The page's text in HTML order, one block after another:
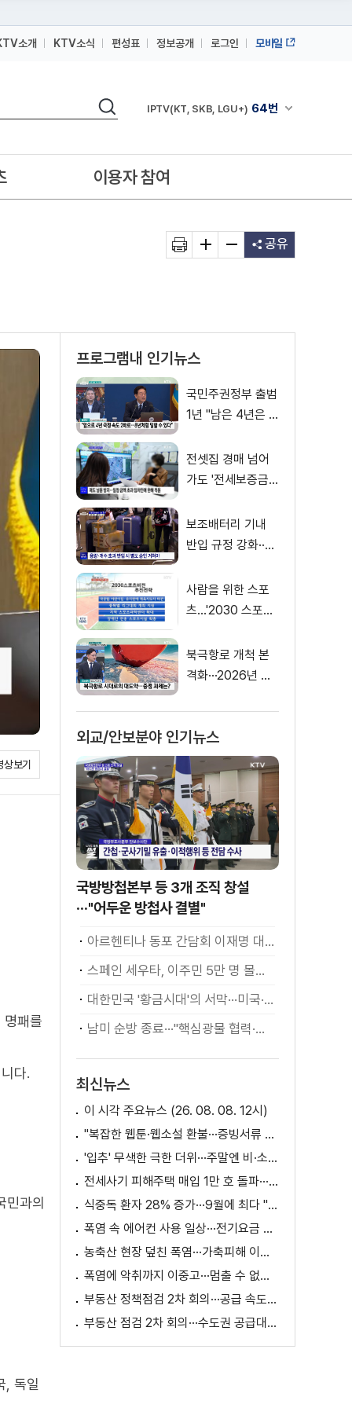
소개 KTV소식 편성표 정보공개 로그인 모바일
검색 채널안내 펼쳐
IPTV(KT, SKB, LGU+) 64번
IPTV(KT, SKB, LGU+)
이용자 참여
공유
보기
명패를
다.
과의
, 독일
프로그램내 인기뉴스
국민주권정부 출범
1년 "남은 4년은 8
전셋집 경매 넘어
가도 '전세보증금'
보조배터리 기내
반입 규정 강화··
사람을 위한 스포
츠…'2030 스포츠
북극항로 개척 본
격화···2026년 해
은?
외교/안보분야 인기뉴스
국방방첩본부 등 3개 조직 창설
···"어두운 방첩사 결별"
아르헨티나 동포 간담회 이재명 대통령 모두발언
스페인 세우타, 이주민 5만 명 몰려 [월드 투데이]
대한민국 '황금시대'의 서막···미국·남미 순방 성과 총정리 [정.주.행]
남미 순방 종료···"핵심광물 협력·원유 수입선 확대"
최신뉴스
이 시각 주요뉴스 (26. 08. 08. 12시)
"복잡한 웹툰·웹소설 환불···증빙서류 요구까지"
'입추' 무색한 극한 더위···주말엔 비·소나기
전세사기 피해주택 매입 1만 호 돌파···피해 지원 속도
식중독 환자 28% 증가···9월에 최다 "입추 방심 금물"
폭염 속 에어컨 사용 일상···전기요금 줄이려면?
농축산 현장 덮친 폭염···가축피해 이틀 새 28만 마리↑
폭염에 악취까지 이중고···멈출 수 없는 필수노동
부동산 정책점검 2차 회의···공급 속도전 본격화하나
부동산 점검 2차 회의···수도권 공급대책 논의